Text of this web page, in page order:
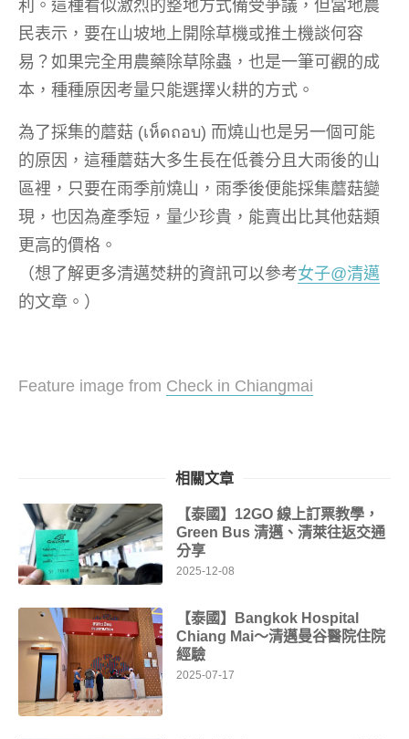
利。這種看似激烈的整地方式備受爭議，但當地農
民表示，要在山坡地上開除草機或推土機談何容
易？如果完全用農藥除草除蟲，也是一筆可觀的成
本，種種原因考量只能選擇火耕的方式。
為了採集的蘑菇 (เห็ดถอบ) 而燒山也是另一個可能
的原因，這種蘑菇大多生長在低養分且大雨後的山
區裡，只要在雨季前燒山，雨季後便能採集蘑菇變
現，也因為產季短，量少珍貴，能賣出比其他菇類
更高的價格。
（想了解更多清邁焚耕的資訊可以參考女子@清邁
的文章。）
Feature image from Check in Chiangmai
相關文章
【泰國】12GO 線上訂票教學，
Green Bus 清邁、清萊往返交通
分享
2025-12-08
【泰國】Bangkok Hospital
Chiang Mai～清邁曼谷醫院住院
經驗
2025-07-17